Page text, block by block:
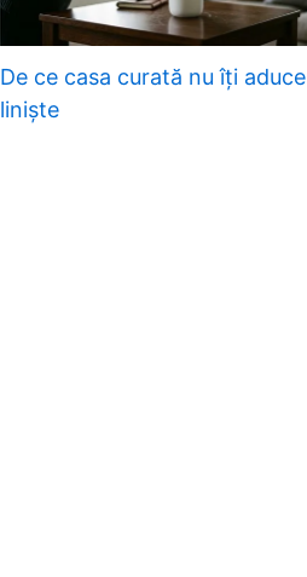
De ce casa curată nu îți aduce
liniște